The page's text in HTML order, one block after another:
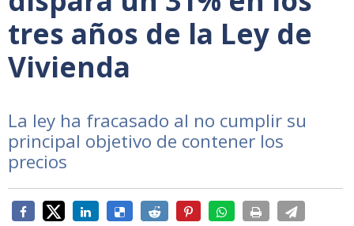
tres años de la Ley de
Vivienda
La ley ha fracasado al no cumplir su
principal objetivo de contener los
precios